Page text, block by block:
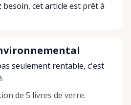
besoin, cet article est prêt à
seulement rentable, c'est
de 5 livres de verre.